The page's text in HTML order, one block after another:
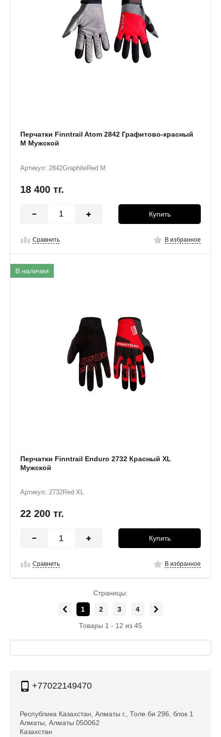
Перчатки Finntrail Atom 2842 Графитово-красный
M Мужской
Артикул: 2842GraphiteRed M
18 400 тг.
Купить
Сравнить В избранное
В наличии
Перчатки Finntrail Enduro 2732 Красный XL
Мужской
Артикул: 2732Red XL
22 200 тг.
Купить
Сравнить В избранное
Товары 1 - 12 из 45
Страницы:
1 2 3 4
+77022149470
Республика Казахстан, Алматы г., Толе би 296, блок 1
Алматы, Алматы 050062
Казахстан